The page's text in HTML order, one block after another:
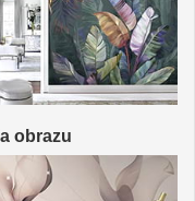
obrazu